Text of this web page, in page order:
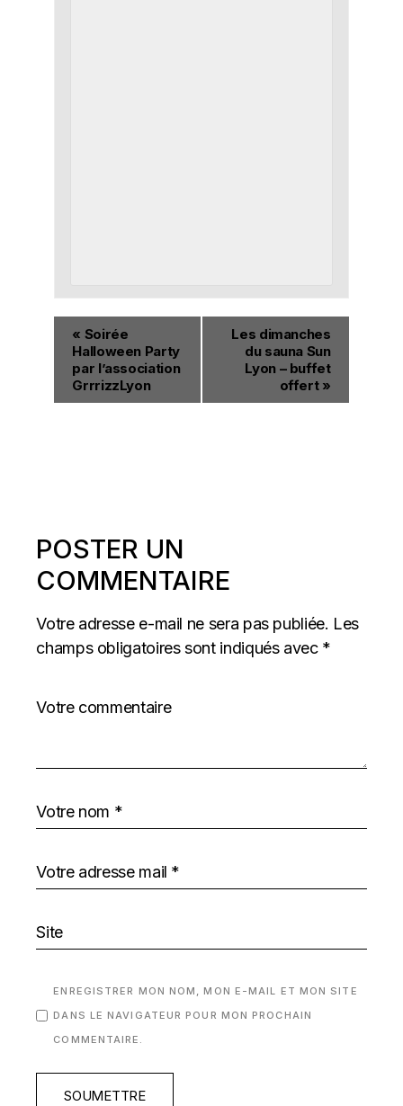
« Soirée
Halloween Party
par l’association
GrrrizzLyon
Les dimanches
du sauna Sun
Lyon – buffet
offert »
POSTER UN
COMMENTAIRE
Votre adresse e-mail ne sera pas publiée. Les
champs obligatoires sont indiqués avec *
ENREGISTRER MON NOM, MON E-MAIL ET MON SITE
DANS LE NAVIGATEUR POUR MON PROCHAIN
COMMENTAIRE.
SOUMETTRE